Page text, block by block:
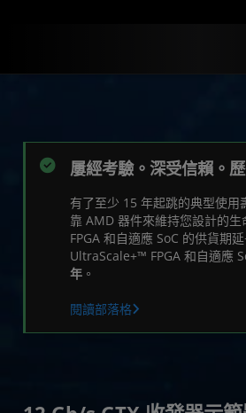
屢經考驗。深受信賴。
有了至少 15 年起跳的典型使用
靠 AMD 器件來維持您設計的
FPGA 和自適應 SoC 的供貨期
UltraScale+™ FPGA 和自適應
年 。
閱讀部落格